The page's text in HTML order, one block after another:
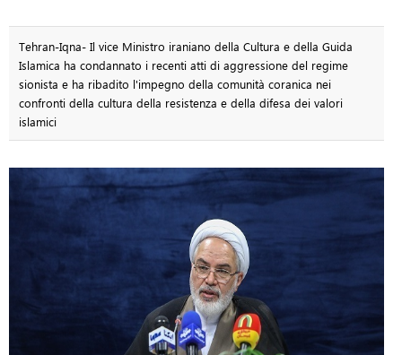
Tehran-Iqna- Il vice Ministro iraniano della Cultura e della Guida
Islamica ha condannato i recenti atti di aggressione del regime
sionista e ha ribadito l'impegno della comunità coranica nei
confronti della cultura della resistenza e della difesa dei valori
islamici